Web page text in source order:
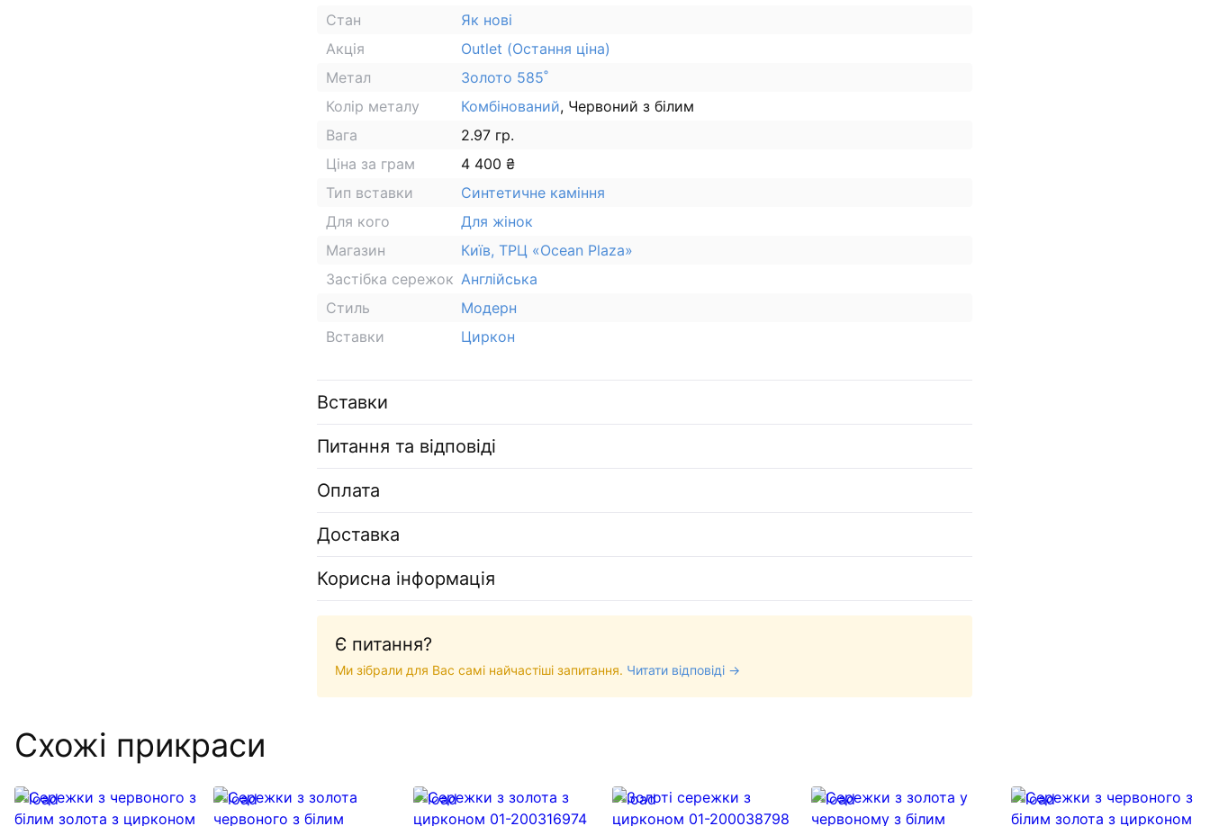
Стан
Як нові
Акція
Outlet (Остання ціна)
Метал
Золото 585˚
Колір металу
Комбінований, Червоний з білим
Вага
2.97 гр.
Ціна за грам
4 400 ₴
Тип вставки
Синтетичне каміння
Для кого
Для жінок
Магазин
Київ, ТРЦ «Ocean Plaza»
Застібка сережок Англійська
Стиль
Модерн
Вставки
Циркон
Вставки
Питання та відповіді
Оплата
Доставка
Корисна інформація
Є питання?
Ми зібрали для Вас самі найчастіші запитання. Читати відповіді →
Схожі прикраси